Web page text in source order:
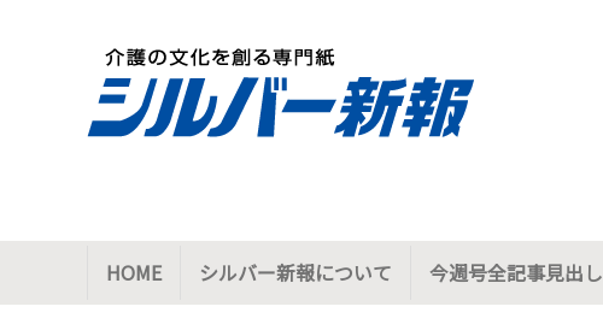
HOME シルバー新報について 今週号全記事見出し